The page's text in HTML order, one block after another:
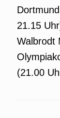
21.15
Walbrodt
(21.00